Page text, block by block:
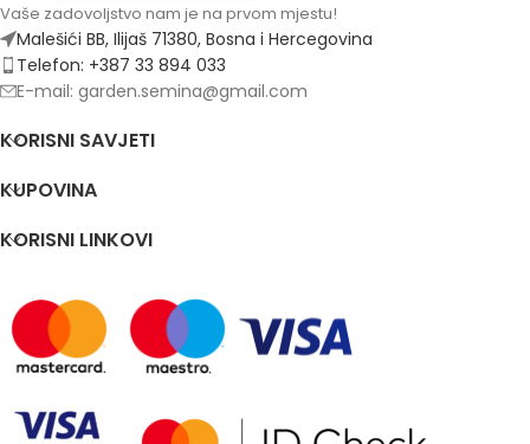
Vaše zadovoljstvo nam je na prvom mjestu!
Malešići BB, Ilijaš 71380, Bosna i Hercegovina
Telefon: +387 33 894 033
E-mail: garden.semina@gmail.com
KORISNI SAVJETI
KUPOVINA
KORISNI LINKOVI